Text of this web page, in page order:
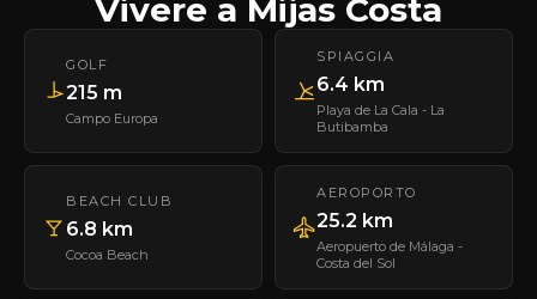
Vivere a Mijas Costa
GOLF
215 m
Campo Europa
SPIAGGIA
6.4 km
Playa de La Cala - La
Butibamba
BEACH CLUB
6.8 km
Cocoa Beach
AEROPORTO
25.2 km
Aeropuerto de Málaga -
Costa del Sol